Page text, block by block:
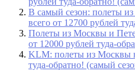
В самый сезон: полеты
всего от 12700 рублей
Полеты из Москвы и
от 12000 рублей туда-
KLM: полеты из Москвы
туда-обратно! (самый